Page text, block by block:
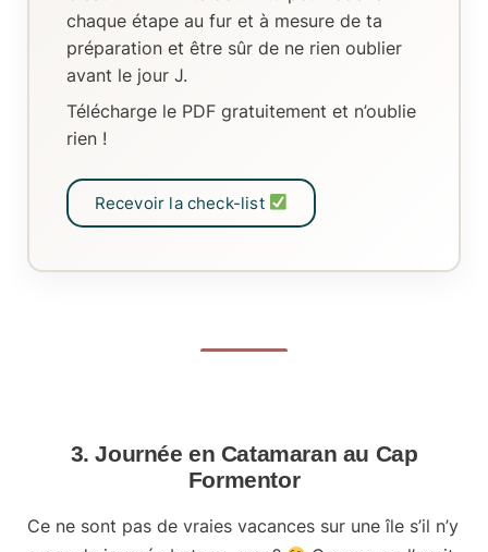
chaque étape au fur et à mesure de ta
préparationet être sûr de ne rien oublier
avant le jour J.
Télécharge le PDF gratuitement et n’oublie
rien !
Recevoir la check-list
3. Journée en Catamaran au Cap
Formentor
Ce ne sont pas de vraies vacances sur une île s’il n’y